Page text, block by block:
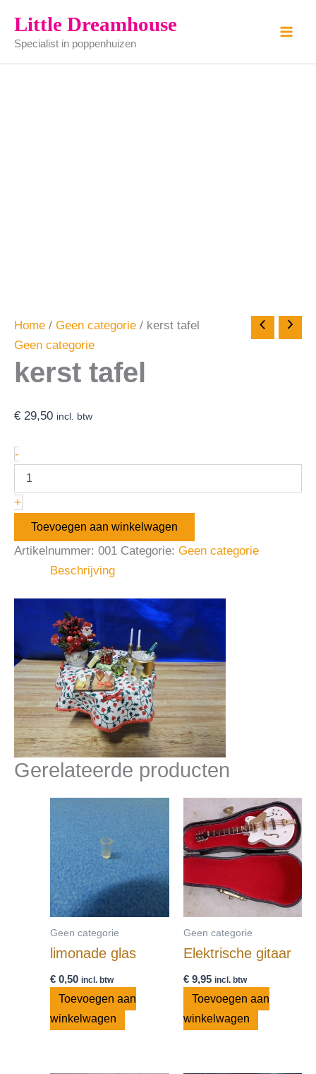
naar
inhoud
Little Dreamhouse
Specialist in poppenhuizen
Home / Geen categorie / kerst tafel
Geen categorie
kerst tafel
€ 29,50 incl. btw
-
tafel
aantal
+
Toevoegen aan winkelwagen
Artikelnummer: 001 Categorie: Geen categorie
Beschrijving
Gerelateerde producten
Geen categorie
limonade glas
€ 0,50 incl. btw
Toevoegen aan
winkelwagen
Geen categorie
Elektrische gitaar
€9,95 incl. btw
Toevoegen aan
winkelwagen